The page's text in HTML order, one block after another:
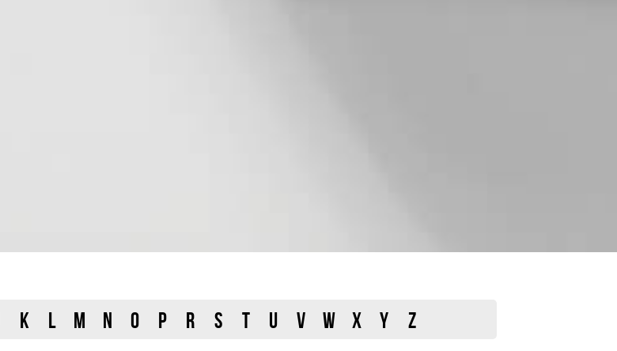
K L M N O P R S T U V W X Y Z